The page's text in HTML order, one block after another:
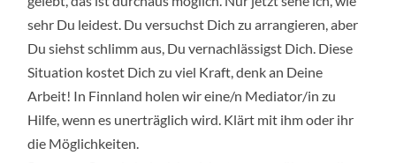
sehr Du leidest. Du versuchst Dich zu arrangieren, aber
Du siehst schlimm aus, Du vernachlässigst Dich. Diese
Situation kostet Dich zu viel Kraft, denk an Deine
Arbeit! In Finnland holen wir eine/n Mediator/in zu
Hilfe, wenn es unerträglich wird. Klärt mit ihm oder ihr
die Möglichkeiten.